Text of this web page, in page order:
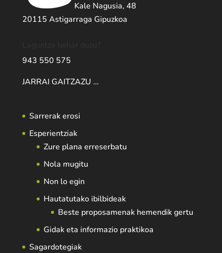
Kale Nagusia, 48
20115 Astigarraga Gipuzkoa
943 550 575
JARRAI GAITZAZU …
Sarrerak erosi
Esperientziak
Zure plana erreserbatu
Nola mugitu
Non lo egin
Hautatutako ibilbideak
Beste proposamenak hemendik gertu
Gidak eta informazio praktikoa
Sagardotegiak